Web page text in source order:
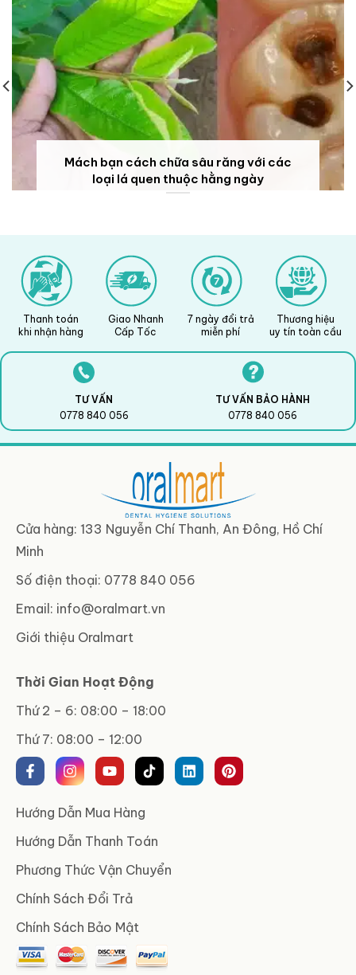
Mách bạn cách chữa sâu răng với các
loại lá quen thuộc hằng ngày
Thanh toán
khi nhận hàng
Giao Nhanh
Cấp Tốc
7 ngày đổi trả
miễn phí
Thương hiệu
uy tín toàn cầu
TƯ VẤN
0778 840 056
TƯ VẤN BẢO HÀNH
0778 840 056
Cửa hàng: 133 Nguyễn Chí Thanh, An Đông, Hồ Chí
Minh
Số điện thoại: 0778 840 056
Email: info@oralmart.vn
Giới thiệu Oralmart
Thời Gian Hoạt Động
Thứ 2 – 6: 08:00 – 18:00
Thứ 7: 08:00 – 12:00
Hướng Dẫn Mua Hàng
Hướng Dẫn Thanh Toán
Phương Thức Vận Chuyển
Chính Sách Đổi Trả
Chính Sách Bảo Mật